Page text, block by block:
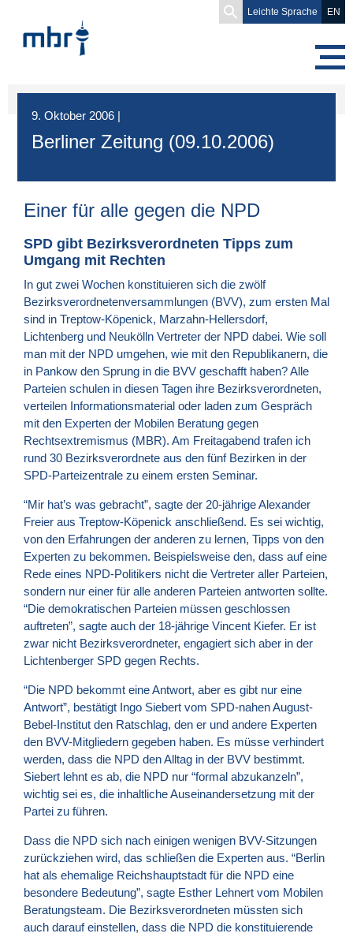
Search
for:
Leichte Sprache EN
9. Oktober 2006 |
Berliner Zeitung (09.10.2006)
Einer für alle gegen die NPD
SPD gibt Bezirksverordneten Tipps zum
Umgang mit Rechten
In gut zwei Wochen konstituieren sich die zwölf
Bezirksverordnetenversammlungen (BVV), zum ersten Mal
sind in Treptow-Köpenick, Marzahn-Hellersdorf,
Lichtenberg und Neukölln Vertreter der NPD dabei. Wie soll
man mit der NPD umgehen, wie mit den Republikanern, die
in Pankow den Sprung in die BVV geschafft haben? Alle
Parteien schulen in diesen Tagen ihre Bezirksverordneten,
verteilen Informationsmaterial oder laden zum Gespräch
mit den Experten der Mobilen Beratung gegen
Rechtsextremismus (MBR). Am Freitagabend trafen ich
rund 30 Bezirksverordnete aus den fünf Bezirken in der
SPD-Parteizentrale zu einem ersten Seminar.
“Mir hat’s was gebracht”, sagte der 20-jährige Alexander
Freier aus Treptow-Köpenick anschließend. Es sei wichtig,
von den Erfahrungen der anderen zu lernen, Tipps von den
Experten zu bekommen. Beispielsweise den, dass auf eine
Rede eines NPD-Politikers nicht die Vertreter aller Parteien,
sondern nur einer für alle anderen Parteien antworten sollte.
“Die demokratischen Parteien müssen geschlossen
auftreten”, sagte auch der 18-jährige Vincent Kiefer. Er ist
zwar nicht Bezirksverordneter, engagiert sich aber in der
Lichtenberger SPD gegen Rechts.
“Die NPD bekommt eine Antwort, aber es gibt nur eine
Antwort”, bestätigt Ingo Siebert vom SPD-nahen August-
Bebel-Institut den Ratschlag, den er und andere Experten
den BVV-Mitgliedern gegeben haben. Es müsse verhindert
werden, dass die NPD den Alltag in der BVV bestimmt.
Siebert lehnt es ab, die NPD nur “formal abzukanzeln”,
wichtig sei es, die inhaltliche Auseinandersetzung mit der
Partei zu führen.
Dass die NPD sich nach einigen wenigen BVV-Sitzungen
zurückziehen wird, das schließen die Experten aus. “Berlin
hat als ehemalige Reichshauptstadt für die NPD eine
besondere Bedeutung”, sagte Esther Lehnert vom Mobilen
Beratungsteam. Die Bezirksverordneten müssten sich
auch darauf einstellen, dass die NPD die konstituierende